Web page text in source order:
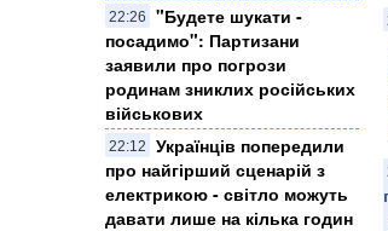
22:26
"Будете шукати -
посадимо": Партизани
заявили про погрози
родинам зниклих російських
військових
22:12
Українців попередили
про найгірший сценарій з
електрикою - світло можуть
давати лише на кілька годин